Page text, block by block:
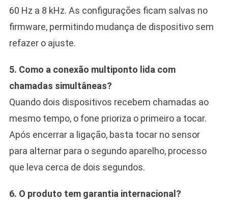
60 Hz a 8 kHz. As configurações ficam salvas no
firmware, permitindo mudança de dispositivo sem
refazer o ajuste.
5. Como a conexão multiponto lida com
chamadas simultâneas?
Quando dois dispositivos recebem chamadas ao
mesmo tempo, o fone prioriza o primeiro a tocar.
Após encerrar a ligação, basta tocar no sensor
para alternar para o segundo aparelho, processo
que leva cerca de dois segundos.
6. O produto tem garantia internacional?